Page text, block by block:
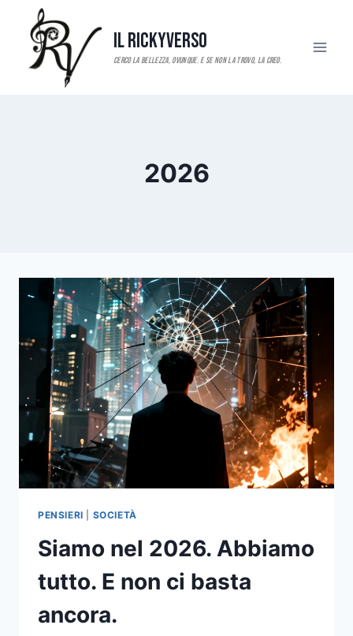
contenuto
Il RickyVerso
2026
PENSIERI SOCIETÀ
Siamo nel 2026. Abbiamo
tutto. E non ci basta
ancora.